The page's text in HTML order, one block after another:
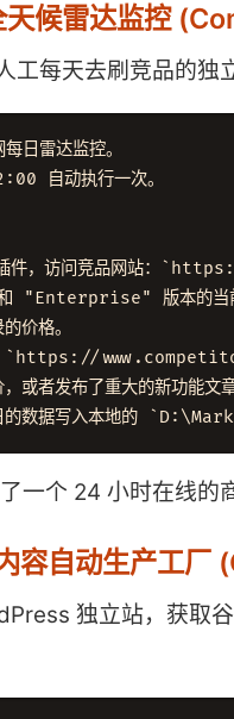
天候雷达监控
工每天去刷竞品的
日雷达监控。
自动执行一次。
件，访问竞品网站：
"Enterprise" 版本的当
价格。
`https://
或者发布了重大的新功能文
一个 24 小时在线的
容自动生产工
独立站，获取